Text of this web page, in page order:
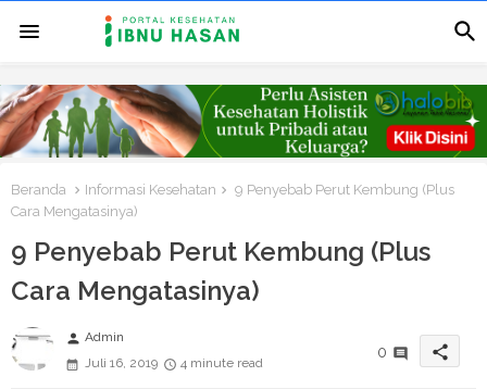
Beranda Informasi Kesehatan
9 Penyebab Perut Kembung (Plus
Cara Mengatasinya)
9 Penyebab Perut Kembung (Plus
Cara Mengatasinya)
person Admin
Juli 16, 2019
4 minute read
0 share